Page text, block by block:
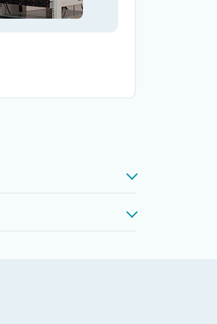
процессоров,